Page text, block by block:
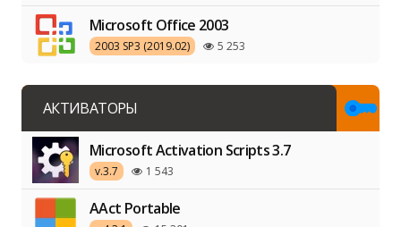
Microsoft Office 2003
2003 SP3 (2019.02) 5 253
АКТИВАТОРЫ
Microsoft Activation Scripts 3.7
v.3.7 1 543
AAct Portable